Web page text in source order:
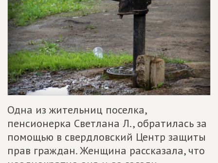
Одна из жительниц поселка,
пенсионерка Светлана Л., обратилась за
помощью в свердловский Центр защиты
прав граждан. Женщина рассказала, что